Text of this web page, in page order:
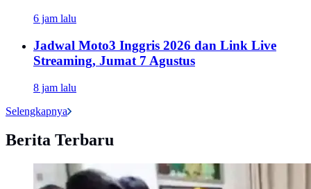
6 jam lalu
Jadwal Moto3 Inggris 2026 dan Link Live
Streaming, Jumat 7 Agustus
8 jam lalu
Selengkapnya
Berita Terbaru